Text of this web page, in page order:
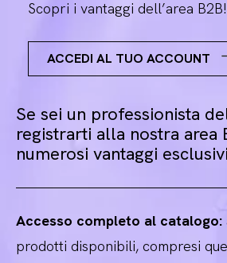
Scopri i vantaggi dell’area B2B!
ACCEDI AL TUO ACCOUNT
Se sei un professionista
registrarti alla nostra area
numerosi vantaggi
Accesso completo al catalogo:
prodotti disponibili, compresi